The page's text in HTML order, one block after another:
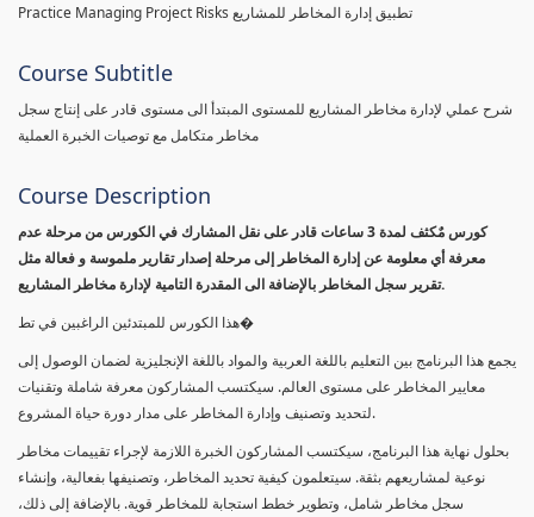
Practice Managing Project Risks تطبيق إدارة المخاطر للمشاريع
Course Subtitle
شرح عملي لإدارة مخاطر المشاريع للمستوى المبتدأ الى مستوى قادر على إنتاج سجل
مخاطر متكامل مع توصيات الخبرة العملية
Course Description
كورس مٌكثف لمدة 3 ساعات قادر على نقل المشارك في الكورس من مرحلة عدم
معرفة أي معلومة عن إدارة المخاطر إلى مرحلة إصدار تقارير ملموسة و فعالة مثل
تقرير سجل المخاطر بالإضافة الى المقدرة التامية لإدارة مخاطر المشاريع.
هذا الكورس للمبتدئين الراغبين في تط�
يجمع هذا البرنامج بين التعليم باللغة العربية والمواد باللغة الإنجليزية لضمان الوصول إلى
معايير المخاطر على مستوى العالم. سيكتسب المشاركون معرفة شاملة وتقنيات
لتحديد وتصنيف وإدارة المخاطر على مدار دورة حياة المشروع.
بحلول نهاية هذا البرنامج، سيكتسب المشاركون الخبرة اللازمة لإجراء تقييمات مخاطر
نوعية لمشاريعهم بثقة. سيتعلمون كيفية تحديد المخاطر، وتصنيفها بفعالية، وإنشاء
سجل مخاطر شامل، وتطوير خطط استجابة للمخاطر قوية. بالإضافة إلى ذلك،